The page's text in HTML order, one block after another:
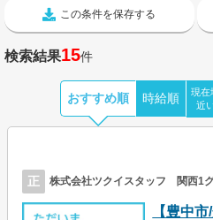
この条件を保存する
検索結果15件
おすすめ順 時給順
現在
近
正 株式会社ツクイスタッフ 関西1
【豊中